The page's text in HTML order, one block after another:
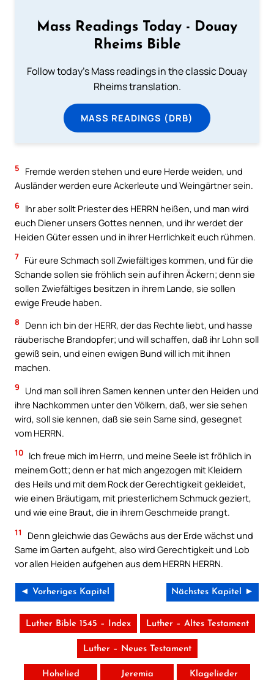
Mass Readings Today - Douay
Rheims Bible
Follow today's Mass readings in the classic Douay
Rheims translation.
MASS READINGS (DRB)
5
Fremde werden stehen und eure Herde weiden, und
Ausländer werden eure Ackerleute und Weingärtner sein.
6 Ihr aber sollt Priester des HERRN heißen, und man wird
euch Diener unsers Gottes nennen, und ihr werdet der
Heiden Güter essen und in ihrer Herrlichkeit euch rühmen.
7 Für eure Schmach soll Zwiefältiges kommen, und für die
Schande sollen sie fröhlich sein auf ihren Äckern; denn sie
sollen Zwiefältiges besitzen in ihrem Lande, sie sollen
ewige Freude haben.
8
Denn ich bin der HERR, der das Rechte liebt, und hasse
räuberische Brandopfer; und will schaffen, daß ihr Lohn soll
gewiß sein, und einen ewigen Bund will ich mit ihnen
machen.
9
Und man soll ihren Samen kennen unter den Heiden und
ihre Nachkommen unter den Völkern, daß, wer sie sehen
wird, soll sie kennen, daß sie sein Same sind, gesegnet
vom HERRN.
10 Ich freue mich im Herrn, und meine Seele ist fröhlich in
meinem Gott; denn er hat mich angezogen mit Kleidern
des Heils und mit dem Rock der Gerechtigkeit gekleidet,
wie einen Bräutigam, mit priesterlichem Schmuck geziert,
und wie eine Braut, die in ihrem Geschmeide prangt.
11
Denn gleichwie das Gewächs aus der Erde wächst und
Same im Garten aufgeht, also wird Gerechtigkeit und Lob
vor allen Heiden aufgehen aus dem HERRN HERRN.
◄ Vorheriges Kapitel Nächstes Kapitel ►
Luther Bible 1545 – Index Luther – Altes Testament
Luther – Neues Testament
Hohelied Jeremia Klagelieder